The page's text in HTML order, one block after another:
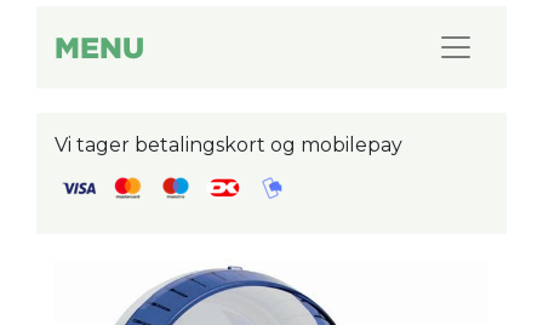
MENU
Vi tager betalingskort og mobilepay